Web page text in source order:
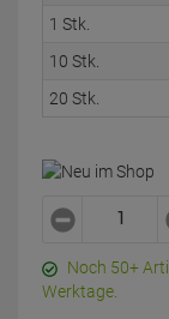
1 Stk.
10 Stk.
20 Stk.
Noch 50+
Werktage.